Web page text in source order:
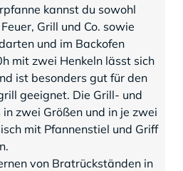
kannst du sowohl
Grill und Co. sowie
und im Backofen
mit zwei Henkeln lässt sich
ist besonders gut für den
geeignet. Die Grill- und
zwei Größen und in je zwei
mit Pfannenstiel und Griff
von Bratrückständen in